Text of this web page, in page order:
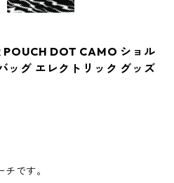
POUCH DOT CAMO ショル
ッグ エレクトリック グッズ
です。